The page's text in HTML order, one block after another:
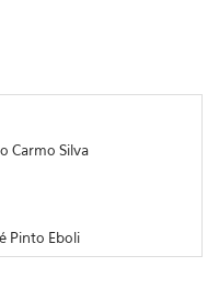
Carmo Silva
Pinto Eboli